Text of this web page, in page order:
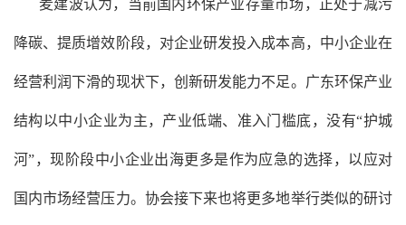
麦建波认为，当前国内环保产业存量市场，正处于减污
降碳、提质增效阶段，对企业研发投入成本高，中小企业在
经营利润下滑的现状下，创新研发能力不足。广东环保产业
结构以中小企业为主，产业低端、准入门槛底，没有“护城
河”，现阶段中小企业出海更多是作为应急的选择，以应对
国内市场经营压力。协会接下来也将更多地举行类似的研讨